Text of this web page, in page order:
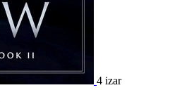
4 izar